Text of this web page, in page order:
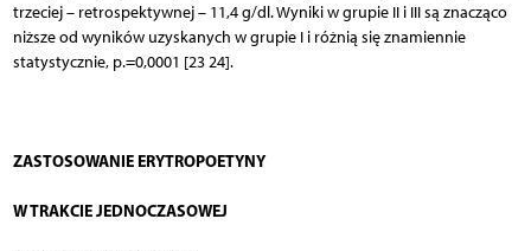
trzeciej – retrospektywnej – 11,4 g/dl. Wyniki w grupie II i III są znacząco
niższe od wyników uzyskanych w grupie I i różnią się znamiennie
statystycznie, p.=0,0001 [23 24].
ZASTOSOWANIE ERYTROPOETYNY
W TRAKCIE JEDNOCZASOWEJ